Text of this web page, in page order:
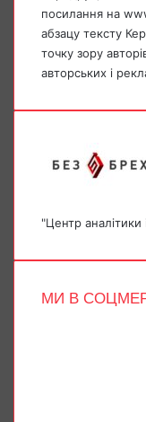
посилання на
абзацу тексту
точку зору
авторських і
"Центр аналітики
МИ В